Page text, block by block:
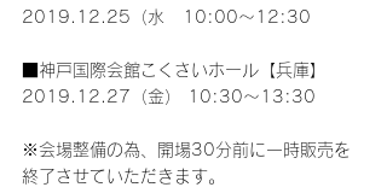
2019.12.25（水   10:00～12:30
■神戸国際会館こくさいホール【兵庫】
2019.12.27（金） 10:30～13:30
※会場整備の為、開場30分前に一時販売を
終了させていただきます。